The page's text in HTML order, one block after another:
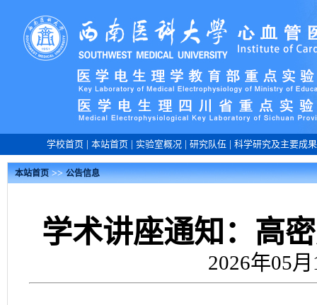
学校首页| 本站首页| 实验室概况| 研究队伍 科学研究及主要成果
本站首页>>公告信息
学术讲座通知：高
2026年05